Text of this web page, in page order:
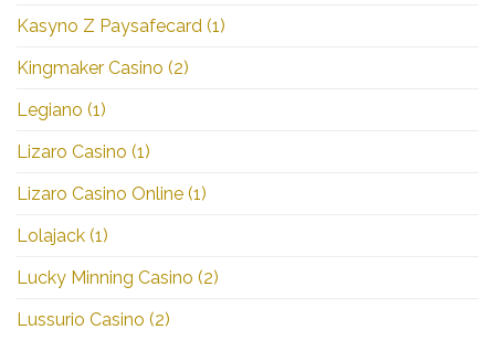
Kasyno Z Paysafecard (1)
Kingmaker Casino (2)
Legiano (1)
Lizaro Casino (1)
Lizaro Casino Online (1)
Lolajack (1)
Lucky Minning Casino (2)
Lussurio Casino (2)